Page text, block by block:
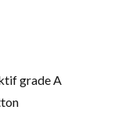
grade A